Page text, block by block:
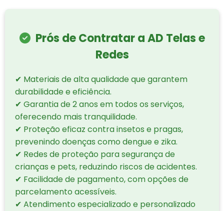
Prós de Contratar a AD Telas e
Redes
✔ Materiais de alta qualidade que garantem
durabilidade e eficiência.
✔ Garantia de 2 anos em todos os serviços,
oferecendo mais tranquilidade.
✔ Proteção eficaz contra insetos e pragas,
prevenindo doenças como dengue e zika.
✔ Redes de proteção para segurança de
crianças e pets, reduzindo riscos de acidentes.
✔ Facilidade de pagamento, com opções de
parcelamento acessíveis.
✔ Atendimento especializado e personalizado